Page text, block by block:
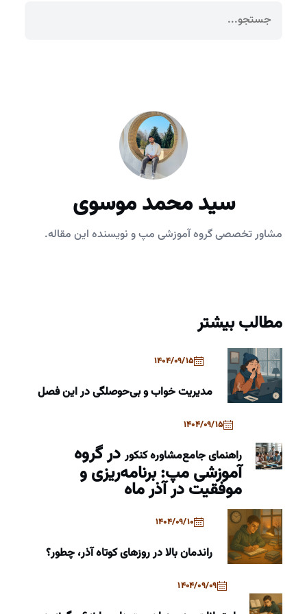
سید محمد موسوی
مشاور تخصصی گروه آموزشی مپ و نویسنده این مقاله.
مطالب بیشتر
1404/09/15
مدیریت خواب و بی‌حوصلگی در این فصل
1404/09/15
راهنمای جامعمشاوره کنکوردر گروه
آموزشی مپ: برنامه‌ریزی و
موفقیت در آذر ماه
1404/09/10
راندمان بالا در روزهای کوتاه آذر، چطور؟
1404/09/09